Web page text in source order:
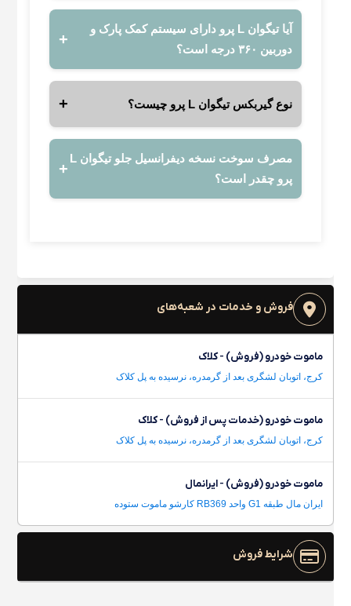
آیا تیگوان L پرو دارای سیستم کمک پارک و
دوربین ۳۶۰ درجه است؟
نوع گیربکس تیگوان L پرو چیست؟
مصرف سوخت نسخه دیفرانسیل جلو تیگوان L
پرو چقدر است؟
فروش و خدمات در شعبه‌های
ماموت خودرو (فروش) - کلاک
کرج، اتوبان لشگری بعد از گرمدره، نرسیده به پل کلاک
ماموت خودرو (خدمات پس از فروش) - کلاک
کرج، اتوبان لشگری بعد از گرمدره، نرسیده به پل کلاک
ماموت خودرو (فروش) - ایرانمال
ایران مال طبقه G1 واحد RB369 کارشو ماموت ستوده
شرایط فروش